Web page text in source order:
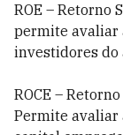
ROE – Retorno
permite avaliar
investidores do
ROCE –
Permite avaliar